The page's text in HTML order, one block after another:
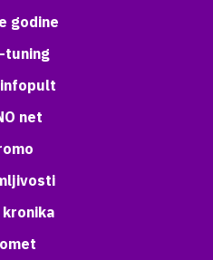
godine
tuning
infopult
net
kronika